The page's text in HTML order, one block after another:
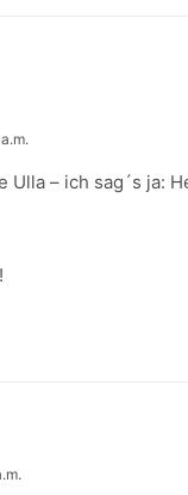
Ulla – ich sag´s ja: